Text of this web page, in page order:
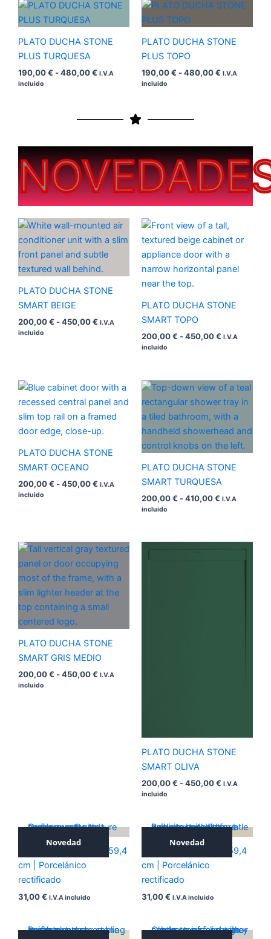
PLATO DUCHA STONE
PLUS TURQUESA
190,00€ -480,00€
Rango
190,00 €
I.V.A
incluido
PLATO DUCHA STONE
PLUS TOPO
190,00€ -480,00€
Rango
190,00 €
I.V.A
incluido
PLATO DUCHA STONE
SMART BEIGE
200,00€ -450,00€
Rango
precios:
desde
200,00 €
hasta
I.V.A
incluido
PLATO DUCHA STONE
SMART TOPO
200,00€ -450,00€
Rango
de
precios:
desde
200,00 €
hasta
I.V.A
incluido
PLATO DUCHA STONE
SMART OCEANO
200,00€ -450,00€
Rango
precios:
desde
hasta
I.V.A
incluido
PLATO DUCHA STONE
SMART TURQUESA
200,00€ -410,00€
Rango
precios:
desde
200,00 €
hasta
410,00 €
I.V.A
incluido
PLATO DUCHA STONE
SMART GRIS MEDIO
200,00€ -450,00€
Rango
precios:
desde
200,00 €
hasta
450,00 €
I.V.A
incluido
PLATO DUCHA STONE
SMART OLIVA
200,00€ -450,00€ I.V.A
incluido
Novedad
ICONIC SILVER 59,4×59,4
cm | Porcelánico
rectificado
31,00€ I.V.A incluido
Novedad
ICONIC NOCE 59,4×59,4
cm | Porcelánico
rectificado
31,00€ I.V.A incluido